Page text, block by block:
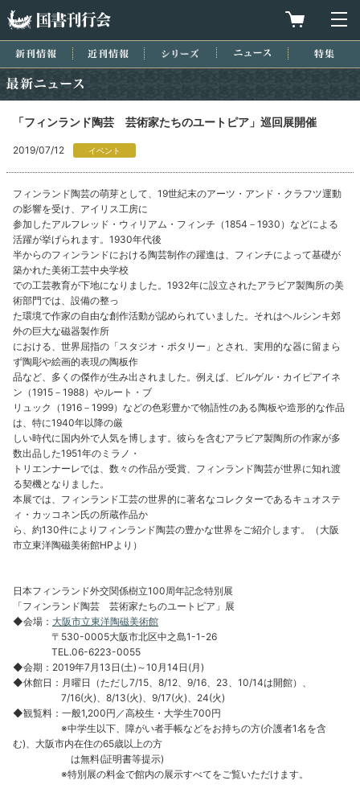
買物カゴを
新刊情報 近刊情報 シリーズ ニュース
「フィンランド陶芸 芸術家たちのユートピア」巡回展開催
2019/07/12 イベント
フィンランド陶芸の萌芽として、19世紀末のアーツ・アンド・クラフツ運動
の影響を受け、アイリス工房に
参加したアルフレッド・ウィリアム・フィンチ（1854－1930）などによる
活躍が挙げられます。1930年代後
半からのフィンランドにおける陶芸制作の躍進は、フィンチによって基礎が
築かれた美術工芸中央学校
での工芸教育が下地になりました。1932年に設立されたアラビア製陶所の美
術部門では、設備の整っ
た環境で作家の自由な創作活動が認められていました。それはヘルシンキ郊
外の巨大な磁器製作所
における、世界屈指の「スタジオ・ポタリー」とされ、実用的な器に留まら
ず陶彫や絵画的表現の陶板作
品など、多くの傑作が生み出されました。例えば、ビルゲル・カイピアイネ
ン（1915－1988）やルート・ブ
リュック（1916－1999）などの色彩豊かで物語性のある陶板や造形的な作品
は、特に1940年以降の厳
しい時代に国内外で人気を博します。彼らを含むアラビア製陶所の作家が多
数出品した1951年のミラノ・
トリエンナーレでは、数々の作品が受賞、フィンランド陶芸が世界に知れ渡
る契機となりました。
本展では、フィンランド工芸の世界的に著名なコレクターであるキュオステ
ィ・カッコネン氏の所蔵作品か
ら、約130件によりフィンランド陶芸の豊かな世界をご紹介します。（大阪
市立東洋陶磁美術館HPより）
日本フィンランド外交関係樹立100周年記念特別展
「フィンランド陶芸 芸術家たちのユートピア」展
◆会場： 大阪市立東洋陶磁美術館
〒530-0005大阪市北区中之島1-1-26
TEL.06-6223-0055
◆会期：2019年7月13日(土)～10月14日(月)
◆休館日：月曜日（ただし7/15、8/12、9/16、23、10/14は開館）、
7/16(火)、8/13(火)、9/17(火)、24(火)
◆観覧料：一般1,200円／高校生・大学生700円
※中学生以下、障がい者手帳などをお持ちの方(介護者1名を含
む)、大阪市内在住の65歳以上の方
は無料(証明書等提示)
※特別展の料金で館内の展示すべてをご覧いただけます。